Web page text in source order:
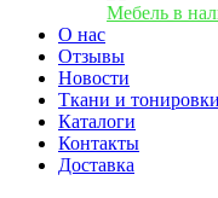
Мебель в
О нас
Отзывы
Новости
Ткани и тонировки
Каталоги
Контакты
Доставка